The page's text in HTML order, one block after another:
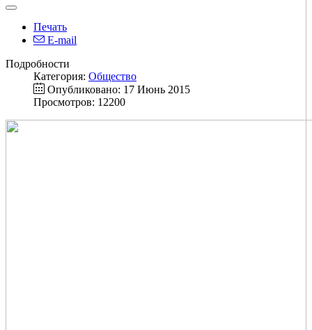
Печать
E-mail
Подробности
Категория: Общество
Опубликовано: 17 Июнь 2015
Просмотров: 12200